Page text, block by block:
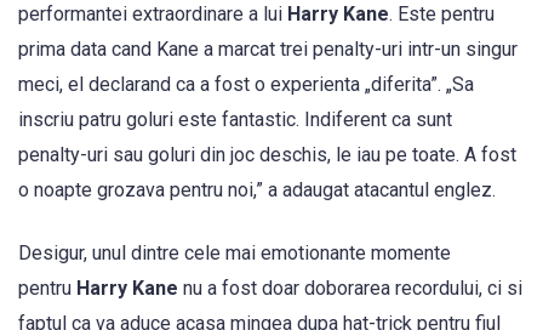
performantei extraordinare a lui Harry Kane. Este pentru
prima data cand Kane a marcat trei penalty-uri intr-un singur
meci, el declarand ca a fost o experienta „diferita”. „Sa
inscriu patru goluri este fantastic. Indiferent ca sunt
penalty-uri sau goluri din joc deschis, le iau pe toate. A fost
o noapte grozava pentru noi,” a adaugat atacantul englez.
Desigur, unul dintre cele mai emotionante momente
pentru Harry Kane nu a fost doar doborarea recordului, ci si
faptul ca va aduce acasa mingea dupa hat-trick pentru fiul